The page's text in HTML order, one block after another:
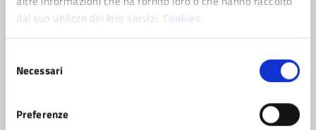
dal suo utilizzo dei loro servizi. Cookies.
delNecessari
Preferenze
Leggi le domande frequenti
Richiedi assistenza
Prenota appuntamento
Problemi in città